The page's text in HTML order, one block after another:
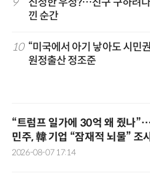
낀 순간
10 “미국에서 아기 낳아도 시민
원정출산 정조준
“트럼프 일가에 30억 왜 줬나
민주, 韓 기업 “잠재적 뇌물” 조
2026-08-07 17:14